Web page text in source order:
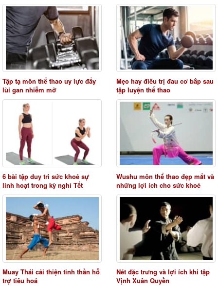
Tập tạ môn thể thao uy lực đẩy
lùi gan nhiễm mỡ
Mẹo hay điều trị đau cơ bắp sau
tập luyện thể thao
6 bài tập duy trì sức khoẻ sự
linh hoạt trong kỳ nghỉ Tết
Wushu môn thể thao đẹp mắt và
những lợi ích cho sức khoẻ
Muay Thái cải thiện tinh thần hỗ
trợ tiêu hoá
Nét đặc trưng và lợi ích khi tập
Vịnh Xuân Quyền